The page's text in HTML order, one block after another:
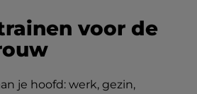
voor de
je hoofd: werk, gezin,